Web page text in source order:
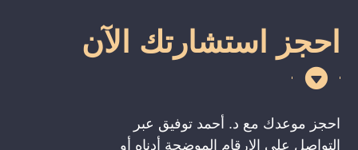
احجز استشارتك الآن

احجز موعدك مع د. أحمد توفيق عبر
التواصل علي الارقام الموضحة أدناه أو